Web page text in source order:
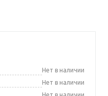
Нет в наличии
Нет в наличии